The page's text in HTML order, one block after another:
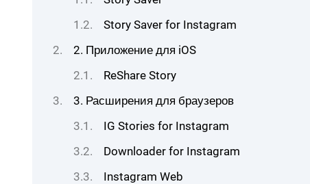
Story Saver for Instagram
2. Приложение для iOS
ReShare Story
3. Расширения для браузеров
IG Stories for Instagram
Downloader for Instagram
Instagram Web